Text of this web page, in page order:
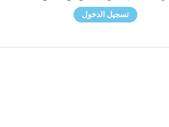
تسجيل الدخول